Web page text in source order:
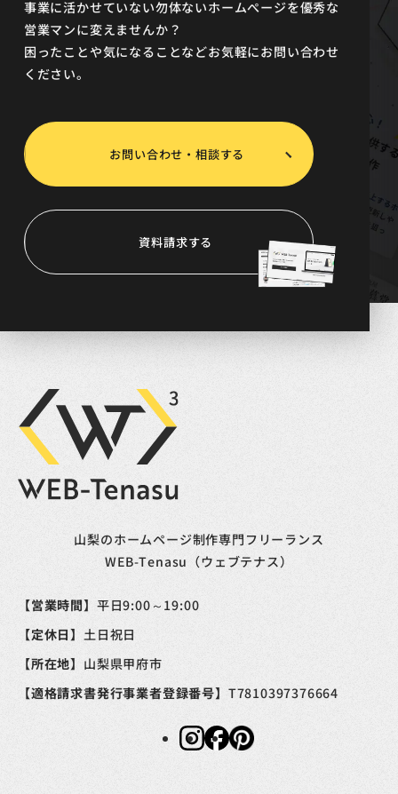
事業に活かせていない勿体ないホームぺージを優秀な
営業マンに変えませんか？
困ったことや気になることなどお気軽にお問い合わせ
ください。
お問い合わせ・相談する
資料請求する
山梨のホームページ制作専門フリーランス
WEB-Tenasu（ウェブテナス）
【営業時間】 平日9:00～19:00
【定休日】 土日祝日
【所在地】 山梨県甲府市
【適格請求書発行事業者登録番号】 T7810397376664